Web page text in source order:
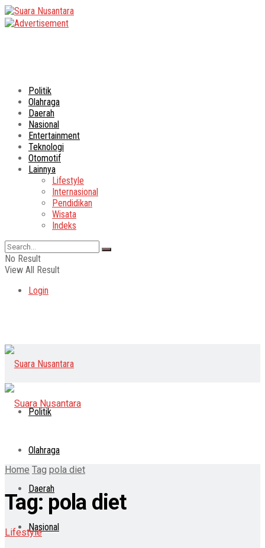
Politik
Olahraga
Daerah
Nasional
Entertainment
Teknologi
Otomotif
Lainnya
Lifestyle
Internasional
Pendidikan
Wisata
Indeks
No Result
View All Result
Login
Politik
Olahraga
Daerah
Nasional
Home Tag pola diet
Tag: pola diet
Lifestyle